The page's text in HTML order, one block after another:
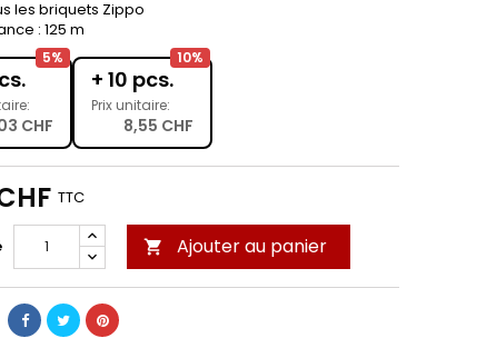
les briquets Zippo
: 125 m
5%
CHF
10%
+ 10 pcs.
Prix unitaire:
8,55 CHF
TTC
 Ajouter au panier